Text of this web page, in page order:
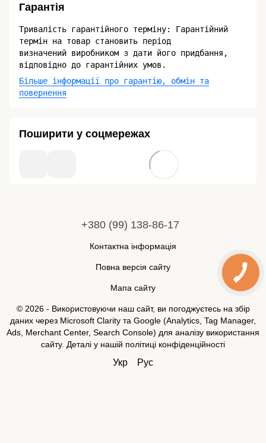
Гарантія
Тривалість гарантійного терміну: Гарантійний
термін на товар становить період
визначений виробником з дати його придбання,
відповідно до гарантійних умов.
Більше інформації про гарантію, обмін та
повернення
Поширити у соцмережах
+380 (99) 138-86-17
Контактна інформація
Повна версія сайту
Мапа сайту
© 2026 - Використовуючи наш сайт, ви погоджуєтесь на збір
даних через Microsoft Clarity та Google (Analytics, Tag Manager,
Ads, Merchant Center, Search Console) для аналізу використання
сайту. Деталі у нашій політиці конфіденційності
Укр Рус